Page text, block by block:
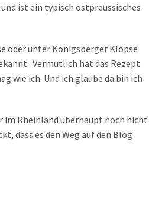
ist ein typisch ostpreussisches
oder unter Königsberger Klöpse
Vermutlich hat das Rezept
wie ich. Und ich glaube da bin ich
im Rheinland überhaupt noch nicht
dass es den Weg auf den Blog